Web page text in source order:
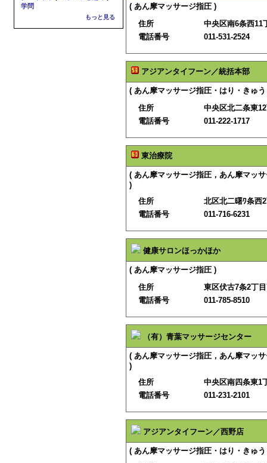
学問
もっと見る
( あん摩マッサージ指圧 )
住所
中央区南6条西11
電話番号
011-531-2524
アジアンタイフーン／統括本部
( あん摩マッサージ指圧・はり・きゅ
住所
中央区北二条東
電話番号
011-222-1717
東治療院
( あん摩マッサージ指圧，あん摩マッ
)
住所
北区北二曙ﾜ条西
電話番号
011-716-6231
健康サロンほっかほか
( あん摩マッサージ指圧 )
住所
東区伏古7条2丁
電話番号
011-785-8510
（有）青葉マッサージセンター
( あん摩マッサージ指圧，あん摩マッ
)
住所
中央区南四条東1
電話番号
011-231-2101
アジアンタイフーン／西野店
( あん摩マッサージ指圧・はり・きゅ